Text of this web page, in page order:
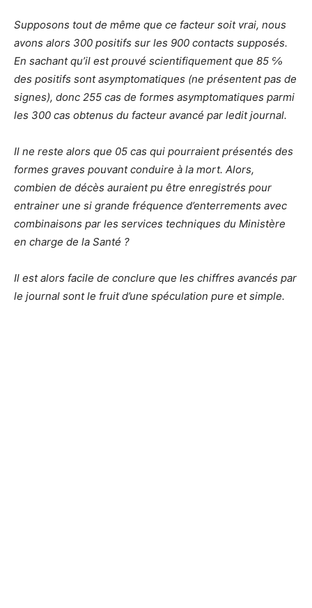
Supposons tout de même que ce facteur soit vrai, nous
avons alors 300 positifs sur les 900 contacts supposés.
En sachant qu’il est prouvé scientifiquement que 85 ℅
des positifs sont asymptomatiques (ne présentent pas de
signes), donc 255 cas de formes asymptomatiques parmi
les 300 cas obtenus du facteur avancé par ledit journal.
Il ne reste alors que 05 cas qui pourraient présentés des
formes graves pouvant conduire à la mort. Alors,
combien de décès auraient pu être enregistrés pour
entrainer une si grande fréquence d’enterrements avec
combinaisons par les services techniques du Ministère
en charge de la Santé ?
Il est alors facile de conclure que les chiffres avancés par
le journal sont le fruit d’une spéculation pure et simple.